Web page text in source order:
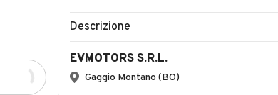
Descrizione
EVMOTORS S.R.L.
Gaggio Montano (BO)